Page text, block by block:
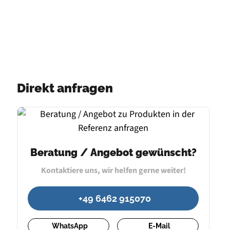
Direkt anfragen
Beratung / Angebot gewünscht?
Kontaktiere uns, wir helfen gerne weiter!
+49 6462 915070
WhatsApp E-Mail